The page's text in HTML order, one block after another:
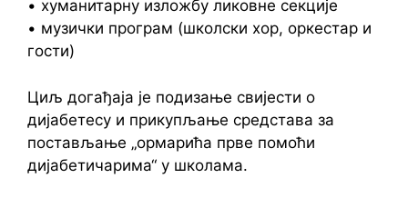
• хуманитарну изложбу ликовне секције
• музички програм (школски хор, оркестар и
гости)
Циљ догађаја је подизање свијести о
дијабетесу и прикупљање средстава за
постављање „ормарића прве помоћи
дијабетичарима“ у школама.